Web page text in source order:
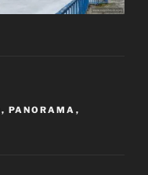
, PANORAMA ,